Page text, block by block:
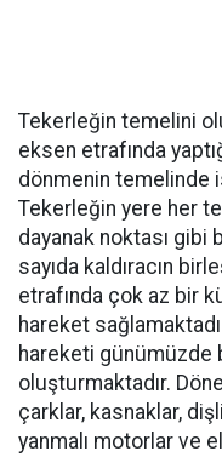
Tekerleğin temelini
eksen etrafında
dönmenin temelinde
Tekerleğin yere her
dayanak noktası
sayıda kaldıracın
etrafında çok az bir
hareket
hareketi
oluşturmaktadır.
çarklar, kasnaklar,
yanmalı motorlar ve